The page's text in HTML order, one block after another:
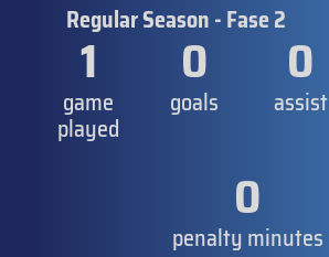
Regular Season - Fase 2
1
game
played
0
goals
0
assist
0
penalty minutes